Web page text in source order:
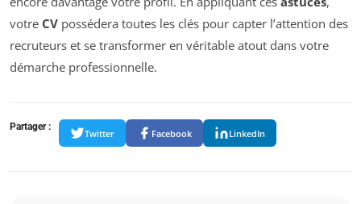
votre CV possédera toutes les clés pour capter l’attention des
recruteurs et se transformer en véritable atout dans votre
démarche professionnelle.
Partager :
Twitter Facebook LinkedIn